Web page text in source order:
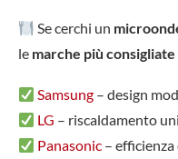
Se cerchi un
le marche più consigliate
Samsung – design
LG – riscaldamento
Panasonic –